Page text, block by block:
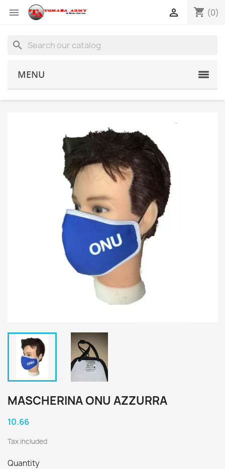
 shopping_cart (0)

search
MENU
MASCHERINA ONU AZZURRA
10.66
Tax included
Quantity